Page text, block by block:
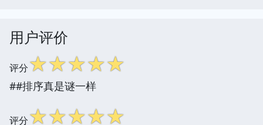
用户评价
评分☆☆☆☆☆
##排序真是谜一样
评分☆☆☆☆☆